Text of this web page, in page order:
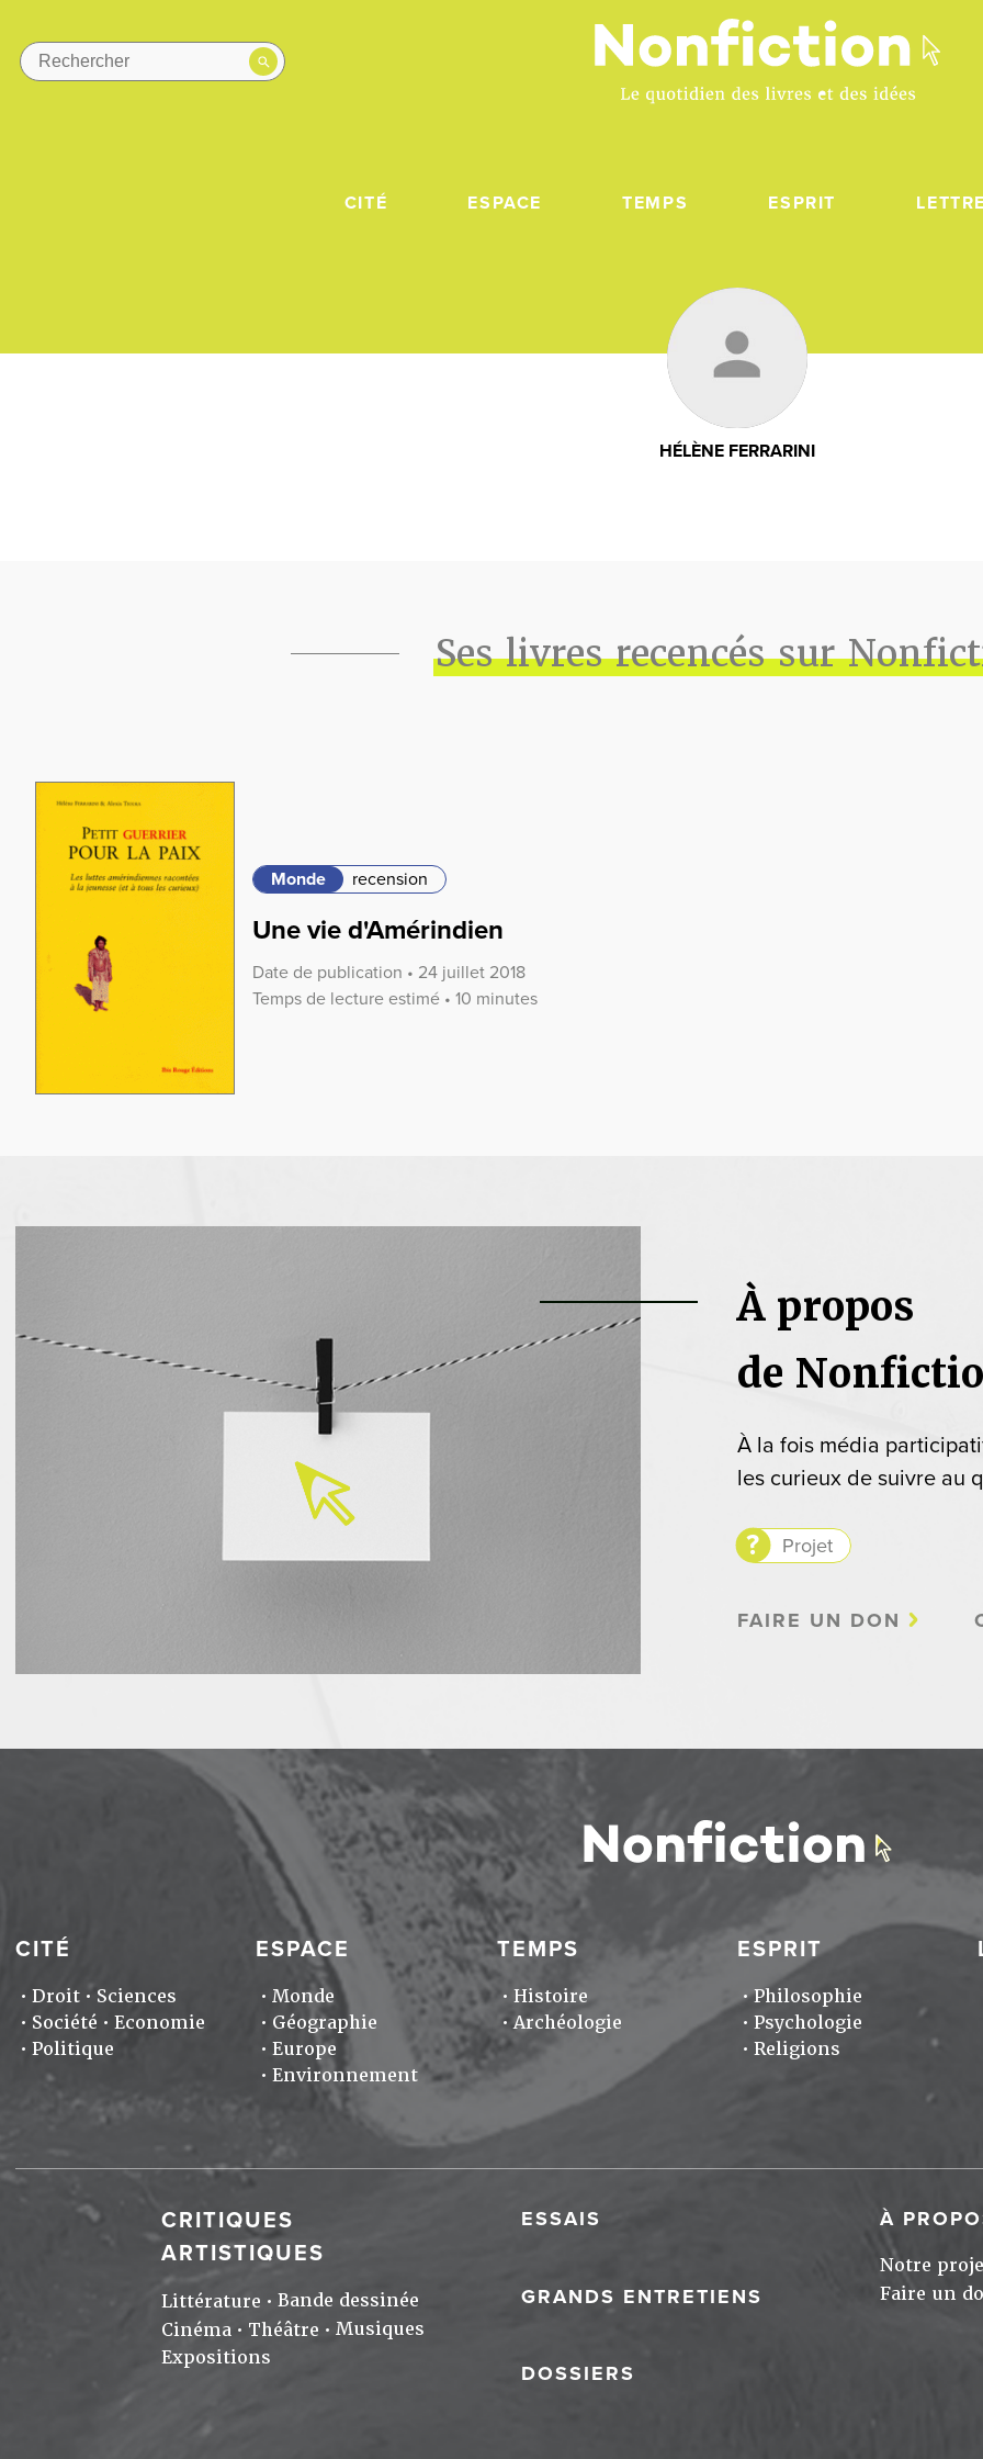
CITÉ ESPACE TEMPS ESPRIT
HÉLÈNE FERRARINI
Ses livres recencés sur
Monde recension
Une vie d'Amérindien
Date de publication • 24 juillet 2018
Temps de lecture estimé • 10 minutes
À propos
de
À la fois média
les curieux de suivre au
Projet
FAIRE UN DON
CITÉ
Droit
Sciences
Société
Economie
Politique
ESPACE
Monde
Géographie
Europe
Environnement
TEMPS
Histoire
Archéologie
ESPRIT
Philosophie
Psychologie
Religions
CRITIQUES
ARTISTIQUES
Littérature
Bande dessinée
Cinéma
Théâtre
Musiques
Expositions
ESSAIS
GRANDS ENTRETIENS
DOSSIERS
À
Notre
Faire un